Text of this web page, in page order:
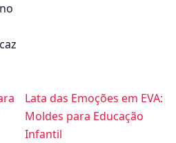
Lata das Emoções em EVA:
Moldes para Educação
Infantil